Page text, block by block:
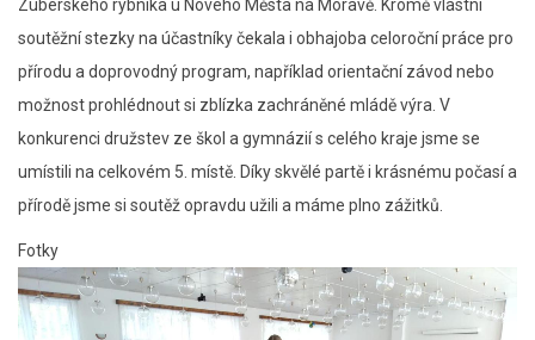
Zuberského rybníka u Nového Města na Moravě. Kromě vlastní
soutěžní stezky na účastníky čekala i obhajoba celoroční práce pro
přírodu a doprovodný program, například orientační závod nebo
možnost prohlédnout si zblízka zachráněné mládě výra. V
konkurenci družstev ze škol a gymnázií s celého kraje jsme se
umístili na celkovém 5. místě. Díky skvělé partě i krásnému počasí a
přírodě jsme si soutěž opravdu užili a máme plno zážitků.
Fotky